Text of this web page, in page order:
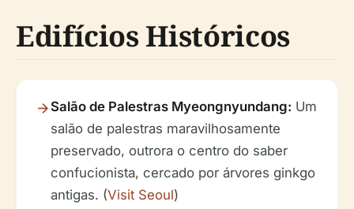
Edifícios Históricos
Salão de Palestras Myeongnyundang: Um
salão de palestras maravilhosamente
preservado, outrora o centro do saber
confucionista, cercado por árvores ginkgo
antigas. (Visit Seoul)